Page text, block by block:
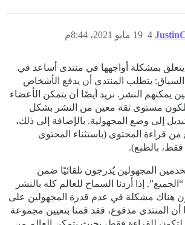
19 مايو 2021، 8:44م 4
بمشكلة أواجهها في منتدى أساعد في
السياق: يتطلب المنتدى أن يدفع الأشخاص
يمكنهم النشر. نريد أيضًا أن يتمكن الأعضاء
مستوى ثقة معين من النشر بشكل
إلى وضع المجهولية. بالإضافة إلى ذلك،
من قراءة المحتوى (باستثناء المحتوى
بالطبع).
المجهولين يُدرجون تلقائيًا ضمن
إذا أردنا السماح للعالم كله بالنشر
هناك مشكلة في عدم قدرة المجهولين على
أن المنتدى مدفوع، فقد قمنا بتعيين مجموعة